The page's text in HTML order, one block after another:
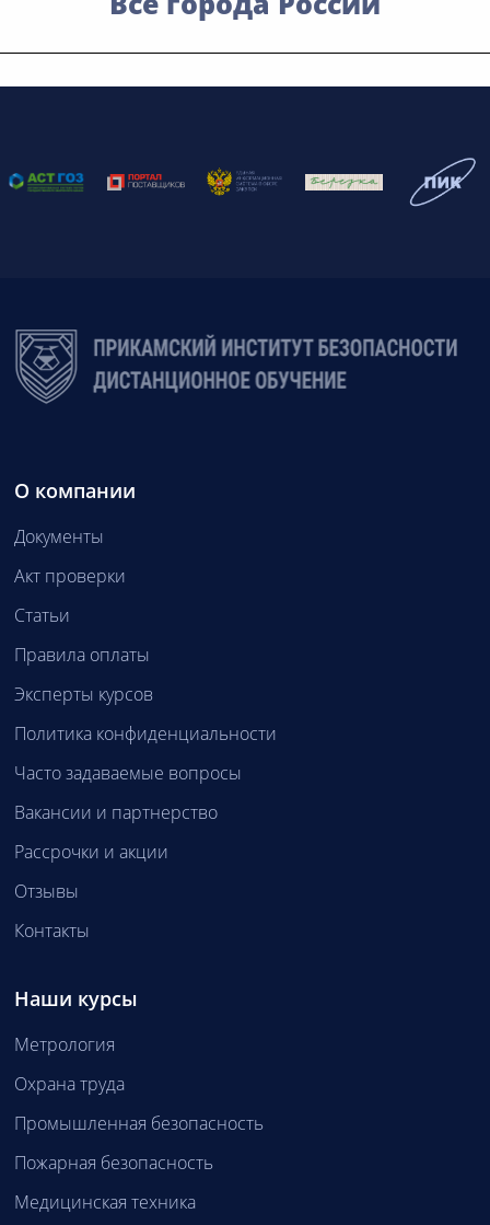
О компании
Документы
Акт проверки
Статьи
Правила оплаты
Эксперты курсов
Политика конфиденциальности
Часто задаваемые вопросы
Вакансии и партнерство
Рассрочки и акции
Отзывы
Контакты
Наши курсы
Метрология
Охрана труда
Промышленная безопасность
Пожарная безопасность
Медицинская техника